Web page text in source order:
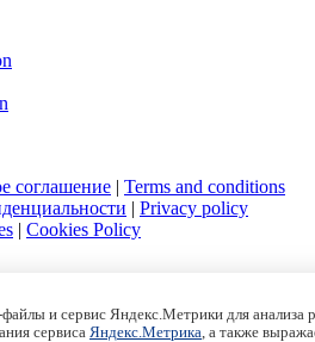
соглашение | Terms and conditions
| Privacy policy
| Cookies Policy
и сервис Яндекс.Метрики для анализа
сервиса Яндекс.Метрика , а также